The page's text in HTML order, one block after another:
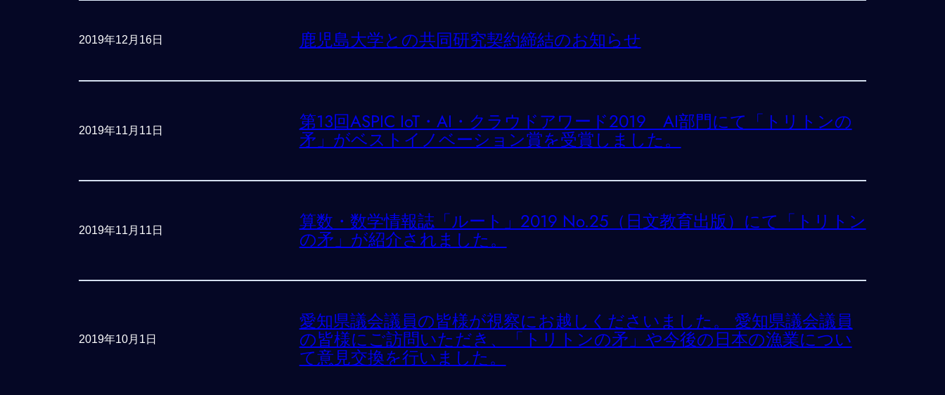
2019年12月16日 鹿児島大学との共同研究契約締結のお知らせ
2019年11月11日 第13回ASPIC IoT・AI・クラウドアワード2019 AI部門にて「トリトンの
矛」がベストイノベーション賞を受賞しました。
2019年11月11日 算数・数学情報誌「ルート」2019 No.25（日文教育出版）にて「トリトン
の矛」が紹介されました。
2019年10月1日
愛知県議会議員の皆様が視察にお越しくださいました。 愛知県議会議員
の皆様にご訪問いただき、「トリトンの矛」や今後の日本の漁業につい
て意見交換を行いました。